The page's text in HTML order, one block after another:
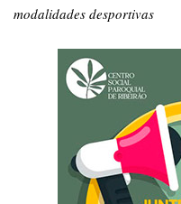
modalidades desportivas